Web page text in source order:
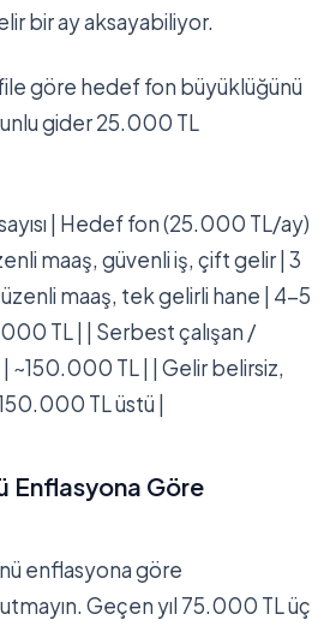
bir ay aksayabiliyor.
göre hedef fon büyüklüğünü
gider 25.000 TL
| Hedef fon (25.000 TL/ay)
maaş, güvenli iş, çift gelir | 3
maaş, tek gelirli hane | 4-5
TL | | Serbest çalışan /
~150.000 TL | | Gelir belirsiz,
TL üstü |
Enflasyona Göre
enflasyona göre
Geçen yıl 75.000 TL üç